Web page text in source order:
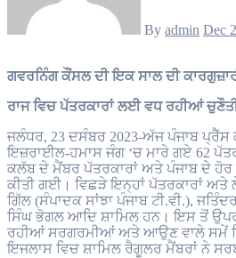
By admin Dec
ਗਵਰਨਿੰਗ ਕੌਂਸਲ ਦੀ ਇਕ ਸਾਲ ਦੀ
ਰਾਜ ਵਿਚ ਪੱਤਰਕਾਰਾਂ ਲਈ ਵਧ ਰਹੀਆਂ
ਜਲੰਧਰ, 23 ਦਸੰਬਰ 2023-ਅੱਜ ਪੰਜਾਬ
ਇਜ਼ਰਾਈਲ-ਹਮਾਸ ਜੰਗ ‘ਚ ਮਾਰੇ ਗਏ 62
ਕਲੱਬ ਦੇ ਮੈਂਬਰ ਪੱਤਰਕਾਰਾਂ ਅਤੇ ਪੰਜਾਬ ਦੇ
ਕੀਤੀ ਗਈ। ਵਿਛੜੇ ਇਨ੍ਹਾਂ ਪੱਤਰਕਾਰਾਂ ਅਤੇ
ਗਿੱਲ (ਸੰਪਾਦਕ ਸਾਂਝਾ ਪੰਜਾਬ ਟੀ.ਵੀ.),
ਸਿੰਘ ਭੋਗਲ ਆਦਿ ਸ਼ਾਮਿਲ ਹਨ। ਇਸ ਤੋਂ
ਰਹੀਆਂ ਸਰਗਰਮੀਆਂ ਅਤੇ ਆਉਣ ਵਾਲੇ ਸਮੇਂ
ਇਜਲਾਸ ਵਿਚ ਸ਼ਾਮਿਲ ਰੈਗੂਲਰ ਮੈਂਬਰਾਂ ਨੇ